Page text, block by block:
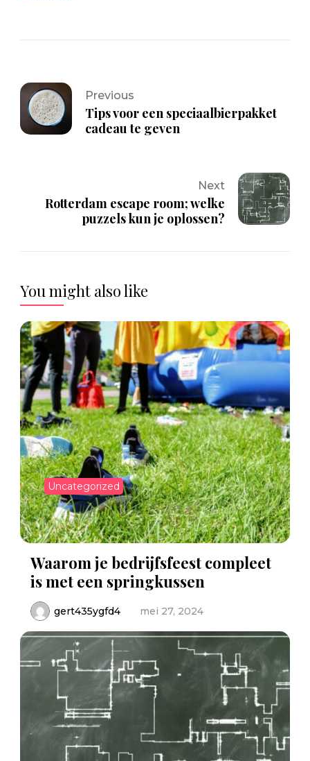
Previous
Tips voor een speciaalbierpakket
cadeau te geven
Next
Rotterdam escape room; welke
puzzels kun je oplossen?
You might also like
Uncategorized
Waarom je bedrijfsfeest compleet
is met een springkussen
gert435ygfd4 mei 27, 2024